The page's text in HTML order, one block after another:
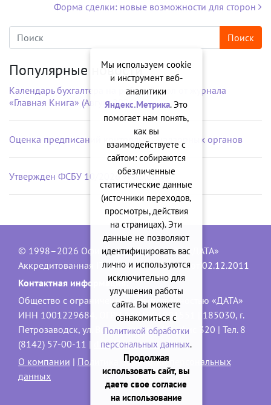
Форма сделки: новые возможности для сторон
Популярные новости
Календарь бухгалтера на рабочий стол от журнала
«Главная Книга» (Август 2026 г.)
Оценка предписаний контрольно-надзорных органов
Утвержден ФСБУ 10/2026 «Расходы»
© 1998–2026 Официальный сайт ООО «ДАТА»
Аккредитованная IT-компания, № 1840 от 02.12.2011
Контактная информация:
Общество с ограниченной ответственностью «ДАТА»
ИНН 1001229684, ОГРН 1101001001551 | 185030, г.
Петрозаводск, ул. Володарского, 40, офис 320 | Тел. 8
(8142) 57-00-11 |
data@onego.ru
О компании | Политика обработки персональных
данных
Мы используем cookie
и инструмент веб-
аналитики
Яндекс.Метрика. Это
помогает нам понять,
как вы
взаимодействуете с
сайтом: собираются
обезличенные
статистические данные
(источники переходов,
просмотры, действия
на страницах). Эти
данные не позволяют
идентифицировать вас
лично и используются
исключительно для
улучшения работы
сайта. Вы можете
ознакомиться с
Политикой обработки
персональных данных.
Продолжая
использовать сайт, вы
даете свое согласие
на использование